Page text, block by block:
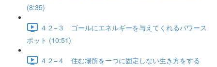
(8:35)
４２−３ ゴールにエネルギーを与えてくれるパワース
ポット (10:51)
４２−４ 住む場所を一つに固定しない生き方をする